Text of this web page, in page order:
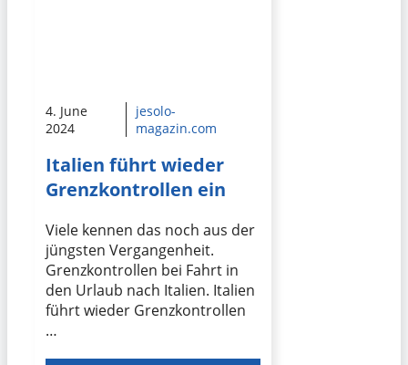
4. June
2024
jesolo-
magazin.com
Italien führt wieder
Grenzkontrollen ein
Viele kennen das noch aus der
jüngsten Vergangenheit.
Grenzkontrollen bei Fahrt in
den Urlaub nach Italien. Italien
führt wieder Grenzkontrollen
…